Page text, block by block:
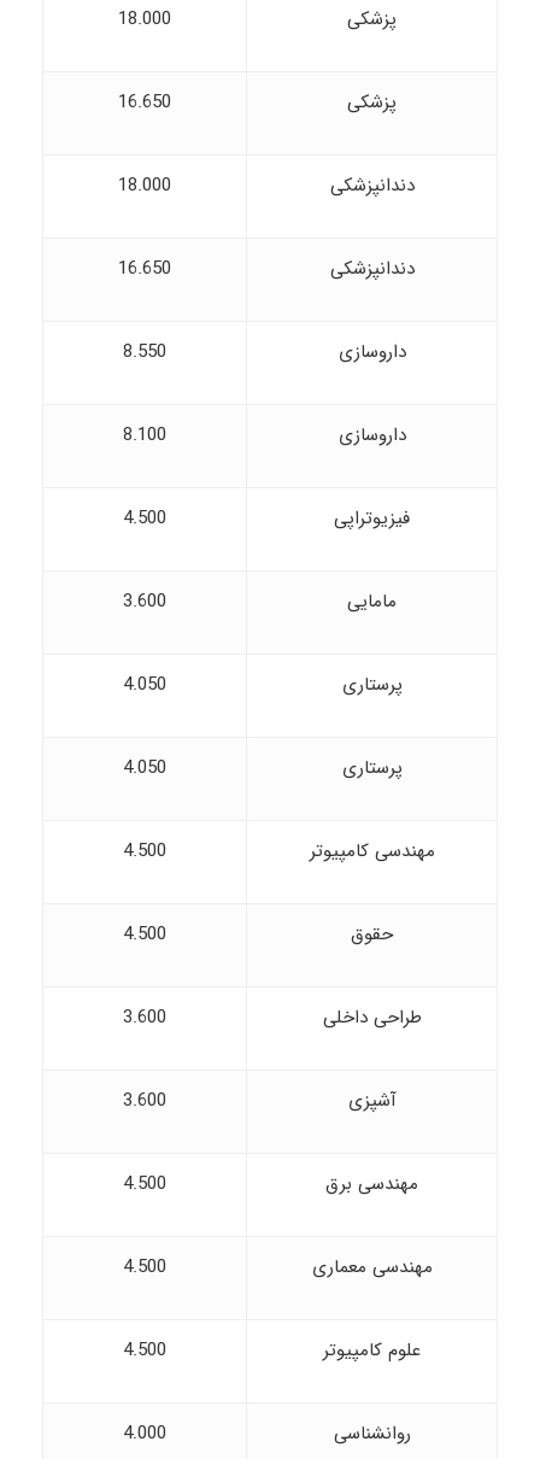
پزشکی 18.000
پزشکی 16.650
دندانپزشکی 18.000
دندانپزشکی 16.650
داروسازی 8.550
داروسازی 8.100
فیزیوتراپی 4.500
مامایی 3.600
پرستاری 4.050
پرستاری 4.050
مهندسی کامپیوتر 4.500
حقوق 4.500
طراحی داخلی 3.600
آشپزی 3.600
مهندسی برق 4.500
مهندسی معماری 4.500
علوم کامپیوتر 4.500
روانشناسی 4.000